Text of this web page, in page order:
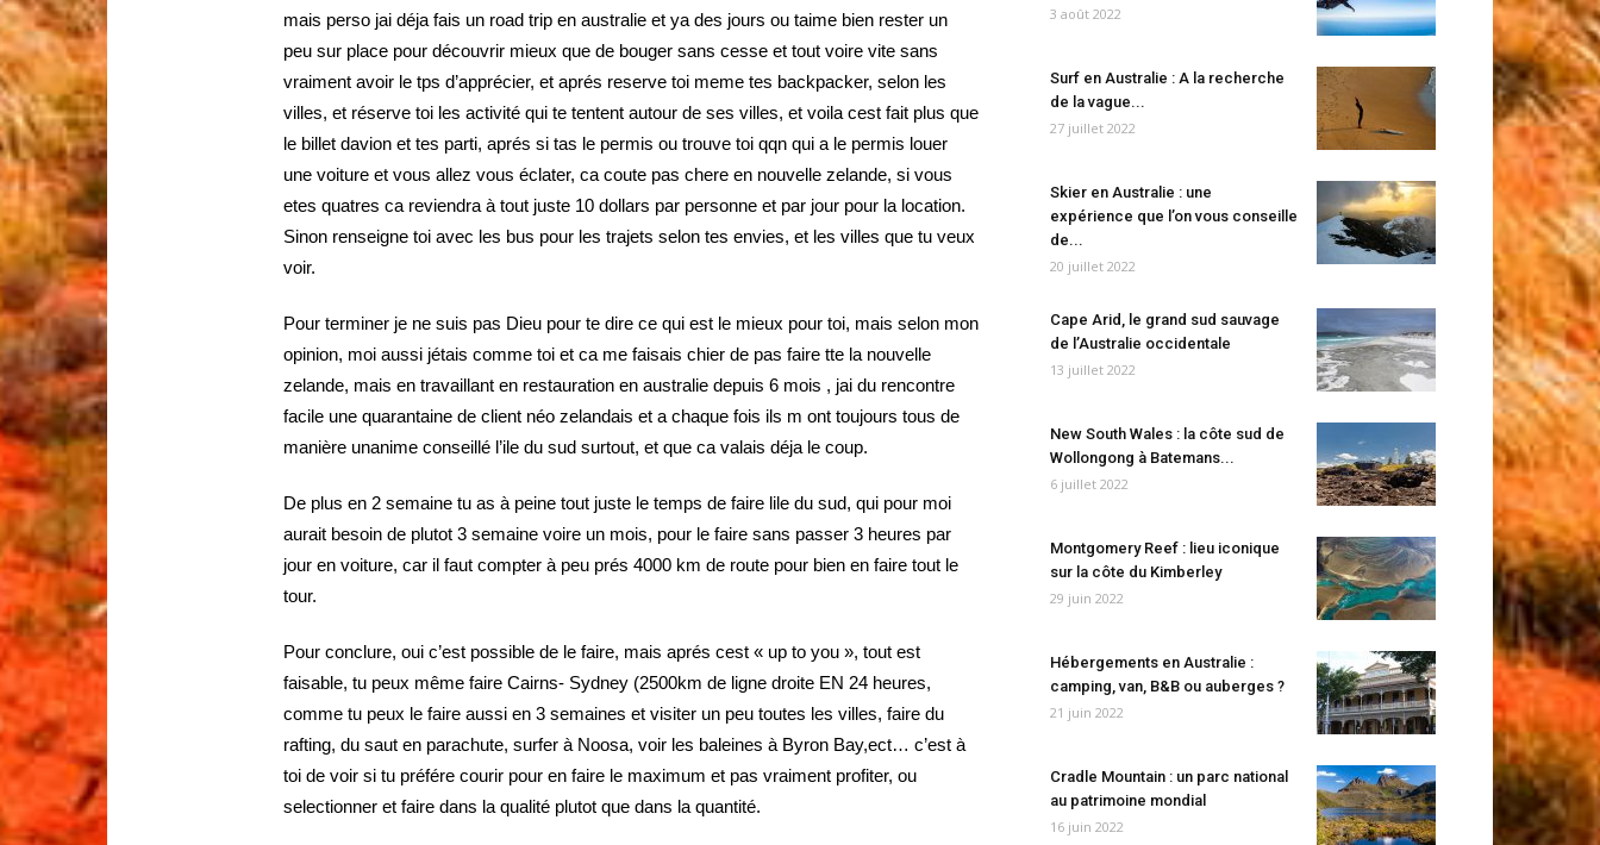
mais perso jai déja fais un road trip en australie et ya des jours ou taime bien rester un
peu sur place pour découvrir mieux que de bouger sans cesse et tout voire vite sans
vraiment avoir le tps d’apprécier, et aprés reserve toi meme tes backpacker, selon les
villes, et réserve toi les activité qui te tentent autour de ses villes, et voila cest fait plus que
le billet davion et tes parti, aprés si tas le permis ou trouve toi qqn qui a le permis louer
une voiture et vous allez vous éclater, ca coute pas chere en nouvelle zelande, si vous
etes quatres ca reviendra à tout juste 10 dollars par personne et par jour pour la location.
Sinon renseigne toi avec les bus pour les trajets selon tes envies, et les villes que tu veux
voir.
Pour terminer je ne suis pas Dieu pour te dire ce qui est le mieux pour toi, mais selon mon
opinion, moi aussi jétais comme toi et ca me faisais chier de pas faire tte la nouvelle
zelande, mais en travaillant en restauration en australie depuis 6 mois , jai du rencontre
facile une quarantaine de client néo zelandais et a chaque fois ils m ont toujours tous de
manière unanime conseillé l’ile du sud surtout, et que ca valais déja le coup.
De plus en 2 semaine tu as à peine tout juste le temps de faire lile du sud, qui pour moi
aurait besoin de plutot 3 semaine voire un mois, pour le faire sans passer 3 heures par
jour en voiture, car il faut compter à peu prés 4000 km de route pour bien en faire tout le
tour.
Pour conclure, oui c’est possible de le faire, mais aprés cest « up to you », tout est
faisable, tu peux même faire Cairns- Sydney (2500km de ligne droite EN 24 heures,
comme tu peux le faire aussi en 3 semaines et visiter un peu toutes les villes, faire du
rafting, du saut en parachute, surfer à Noosa, voir les baleines à Byron Bay,ect… c’est à
toi de voir si tu préfére courir pour en faire le maximum et pas vraiment profiter, ou
selectionner et faire dans la qualité plutot que dans la quantité.
3 août 2022
Surf en Australie : A la recherche
de la vague...
27 juillet 2022
Skier en Australie : une
expérience que l’on vous conseille
de...
20 juillet 2022
Cape Arid, le grand sud sauvage
de l’Australie occidentale
13 juillet 2022
New South Wales : la côte sud de
Wollongong à Batemans...
6 juillet 2022
Montgomery Reef : lieu iconique
sur la côte du Kimberley
29 juin 2022
Hébergements en Australie :
camping, van, B&B ou auberges ?
21 juin 2022
Cradle Mountain : un parc national
au patrimoine mondial
16 juin 2022